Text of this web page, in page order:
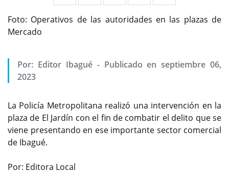
Foto: Operativos de las autoridades en las plazas de
Mercado
Por: Editor Ibagué- Publicado en septiembre 06,
2023
La Policía Metropolitana realizó una intervención en la
plaza de El Jardín con el fin de combatir el delito que se
viene presentando en ese importante sector comercial
de Ibagué.
Por: Editora Local